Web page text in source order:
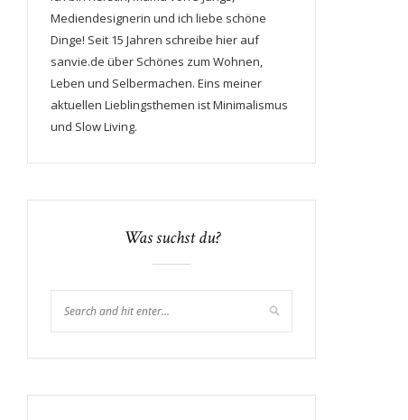
Mediendesignerin und ich liebe schöne
Dinge! Seit 15 Jahren schreibe hier auf
sanvie.de über Schönes zum Wohnen,
Leben und Selbermachen. Eins meiner
aktuellen Lieblingsthemen ist Minimalismus
und Slow Living.
Was suchst du?